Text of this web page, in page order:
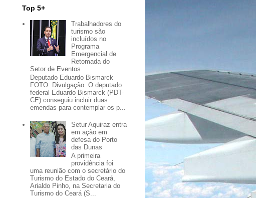
Top 5+
Trabalhadores do
turismo são
incluídos no
Programa
Emergencial de
Retomada do
Setor de Eventos
Deputado Eduardo Bismarck
FOTO: Divulgação O deputado
federal Eduardo Bismarck (PDT-
CE) conseguiu incluir duas
emendas para contemplar os p...
Setur Aquiraz entra
em ação em
defesa do Porto
das Dunas
A primeira
providência foi
uma reunião com o secretário do
Turismo do Estado do Ceará,
Arialdo Pinho, na Secretaria do
Turismo do Ceará (S...